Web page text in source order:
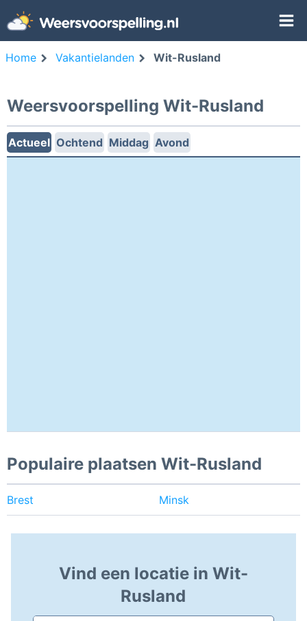
Home Vakantielanden Wit-Rusland
Weersvoorspelling Wit-Rusland
Actueel Ochtend Middag Avond
Populaire plaatsen Wit-Rusland
Brest Minsk
Vind een locatie in Wit-
Rusland